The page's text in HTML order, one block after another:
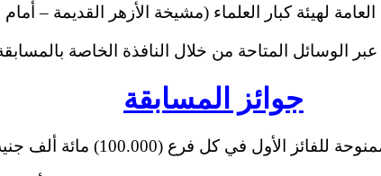
العامة لهيئة كبار العلماء (مشيخة الأزهر القديمة – أمام
الوسائل المتاحة من خلال النافذة الخاصة بالمسابقة
جوائز المسابقة
للفائز الأول في كل فرع (100.000) مائة ألف جنيه مصري.